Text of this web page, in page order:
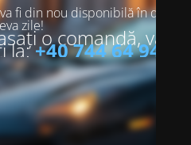
fi din nou disponibilă în doar
zile!o comandă, vă
la:+40 744 64 94 13